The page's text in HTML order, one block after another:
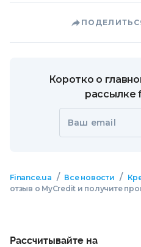
Коротко о
рассылке
Ваш email
Finance.ua / Все новости /
отзыв о MyCredit и получите
Рассчитывайте на